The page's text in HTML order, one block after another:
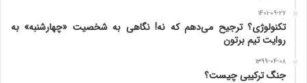
۱۴۰۱-۰۹-۲۷
تکنولوژی؟ ترجیح می‌دهم که نه! نگاهی به شخصیت «چهارشنبه» به
روایت تیم برتون
۱۳۹۹-۰۴-۰۸
جنگ ترکیبی چیست؟